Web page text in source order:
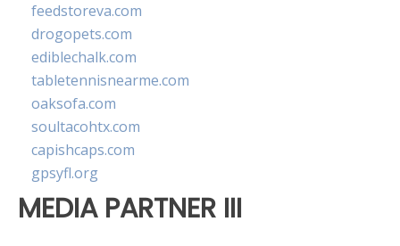
feedstoreva.com
drogopets.com
ediblechalk.com
tabletennisnearme.com
oaksofa.com
soultacohtx.com
capishcaps.com
gpsyfl.org
MEDIA PARTNER III